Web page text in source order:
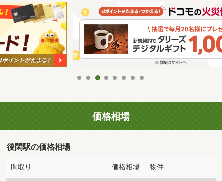
価格相場
後閑駅の価格相場
間取り 価格相場 物件